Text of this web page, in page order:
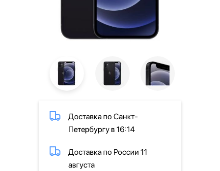
Доставка по Санкт-
Петербургу в 16:14
Доставка по России 11
августа